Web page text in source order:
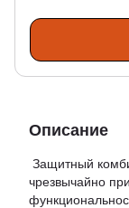
Описание
Защитный
чрезвычайно